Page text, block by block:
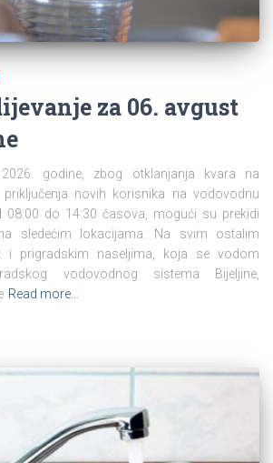
za 06. avgust
godine, zbog otklanjanja kvara na
novih korisnika na vodovodnu
08:00 do 14:30 časova, mogući su prekidi
sledećim lokacijama: Na svim ostalim
i prigradskim naseljima, koja se vodom
vodovodnog sistema Bijeljine,
Read more…